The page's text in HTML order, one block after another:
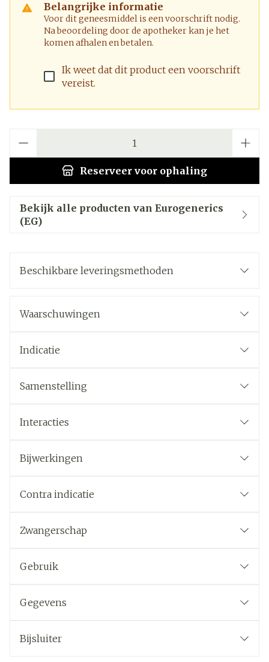
Belangrijke informatie
Voor dit geneesmiddel is een voorschrift nodig.
Na beoordeling door de apotheker kan je het
komen afhalen en betalen.
Ik weet dat dit product een voorschrift
vereist.
Reserveer voor ophaling
Bekijk alle producten van Eurogenerics
(EG)
Beschikbare leveringsmethoden
Waarschuwingen
Indicatie
Samenstelling
Interacties
Bijwerkingen
Contra indicatie
Zwangerschap
Gebruik
Gegevens
Bijsluiter